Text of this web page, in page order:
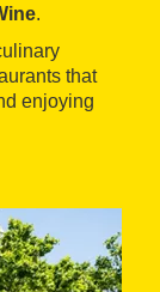
.
that
enjoying